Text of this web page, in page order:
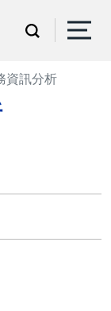
資訊分析